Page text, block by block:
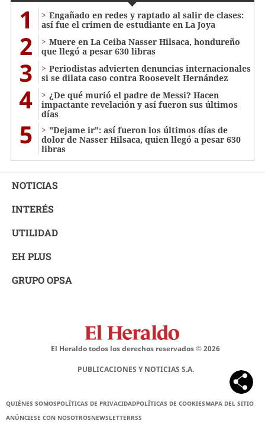
1
Engañado en redes y raptado al salir de clases:
así fue el crimen de estudiante en La Joya
2
Muere en La Ceiba Nasser Hilsaca, hondureño
que llegó a pesar 630 libras
3
Periodistas advierten denuncias internacionales
si se dilata caso contra Roosevelt Hernández
4
¿De qué murió el padre de Messi? Hacen
impactante revelación y así fueron sus últimos
días
5
"Dejame ir": así fueron los últimos días de
dolor de Nasser Hilsaca, quien llegó a pesar 630
libras
NOTICIAS
INTERÉS
UTILIDAD
EH PLUS
GRUPO OPSA
El Heraldo todos los derechos reservados ©2026
PUBLICACIONES Y NOTICIAS S.A.
QUIÉNES SOMOSPOLÍTICAS DE PRIVACIDADPOLÍTICAS DE COOKIESMAPA DEL SITIO
ANÚNCIESE CON NOSOTROSNEWSLETTERRSS